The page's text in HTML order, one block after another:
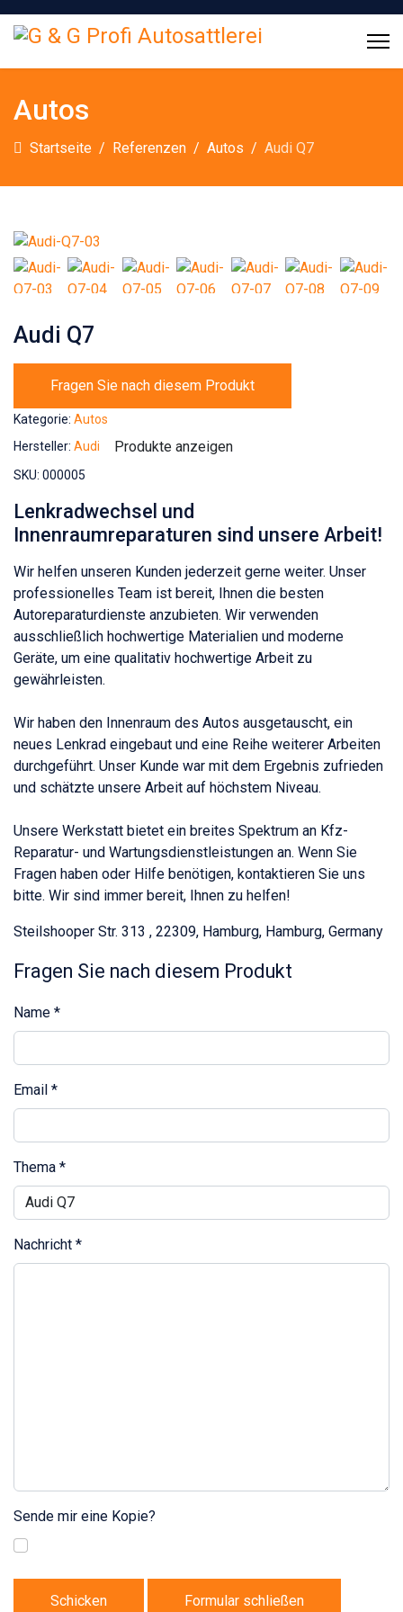
Autos
Startseite Referenzen Autos Audi Q7
Audi Q7
Fragen Sie nach diesem Produkt
Kategorie: Autos
Hersteller: Audi Produkte anzeigen
SKU: 000005
Lenkradwechsel und
Innenraumreparaturen sind unsere Arbeit!
Wir helfen unseren Kunden jederzeit gerne weiter. Unser
professionelles Team ist bereit, Ihnen die besten
Autoreparaturdienste anzubieten. Wir verwenden
ausschließlich hochwertige Materialien und moderne
Geräte, um eine qualitativ hochwertige Arbeit zu
gewährleisten.
Wir haben den Innenraum des Autos ausgetauscht, ein
neues Lenkrad eingebaut und eine Reihe weiterer Arbeiten
durchgeführt. Unser Kunde war mit dem Ergebnis zufrieden
und schätzte unsere Arbeit auf höchstem Niveau.
Unsere Werkstatt bietet ein breites Spektrum an Kfz-
Reparatur- und Wartungsdienstleistungen an. Wenn Sie
Fragen haben oder Hilfe benötigen, kontaktieren Sie uns
bitte. Wir sind immer bereit, Ihnen zu helfen!
Steilshooper Str. 313 , 22309, Hamburg, Hamburg, Germany
Fragen Sie nach diesem Produkt
Name *
Email *
Thema *
Nachricht *
Sende mir eine Kopie?
Schicken Formular schließen